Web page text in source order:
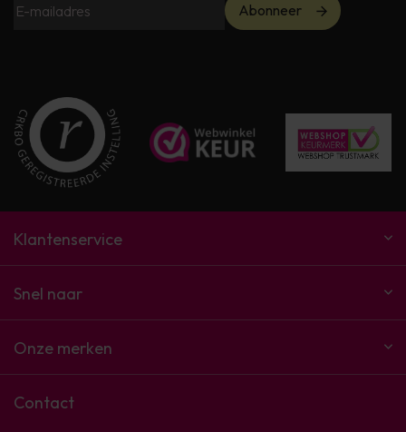
Abonneer
Klantenservice
Snel naar
Onze merken
Contact